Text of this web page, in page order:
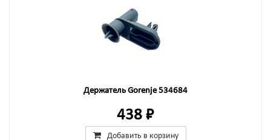
Держатель Gorenje 534684
438 ₽
Добавить в корзину